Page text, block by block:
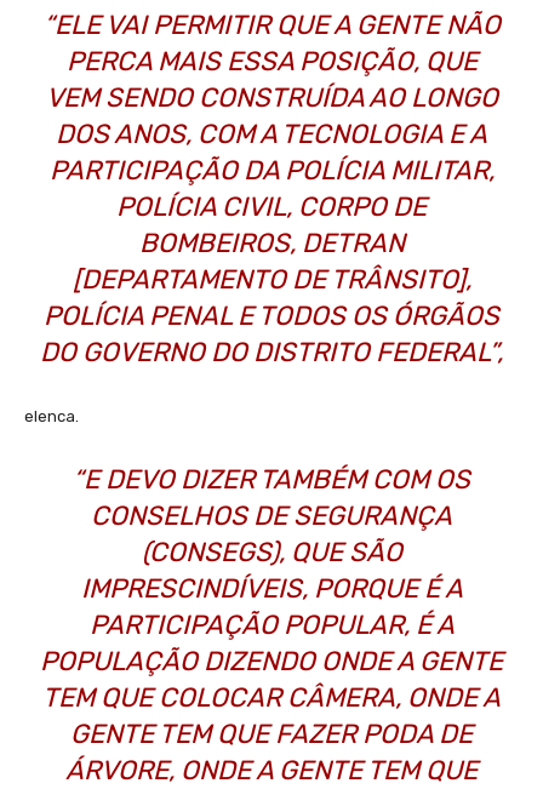
“ELE VAI PERMITIR QUE A GENTE NÃO
PERCA MAIS ESSA POSIÇÃO, QUE
VEM SENDO CONSTRUÍDA AO LONGO
DOS ANOS, COM A TECNOLOGIA E A
PARTICIPAÇÃO DA POLÍCIA MILITAR,
POLÍCIA CIVIL, CORPO DE
BOMBEIROS, DETRAN
[DEPARTAMENTO DE TRÂNSITO],
POLÍCIA PENAL E TODOS OS ÓRGÃOS
DO GOVERNO DO DISTRITO FEDERAL”,
elenca.
“E DEVO DIZER TAMBÉM COM OS
CONSELHOS DE SEGURANÇA
(CONSEGS), QUE SÃO
IMPRESCINDÍVEIS, PORQUE É A
PARTICIPAÇÃO POPULAR, É A
POPULAÇÃO DIZENDO ONDE A GENTE
TEM QUE COLOCAR CÂMERA, ONDE A
GENTE TEM QUE FAZER PODA DE
ÁRVORE, ONDE A GENTE TEM QUE